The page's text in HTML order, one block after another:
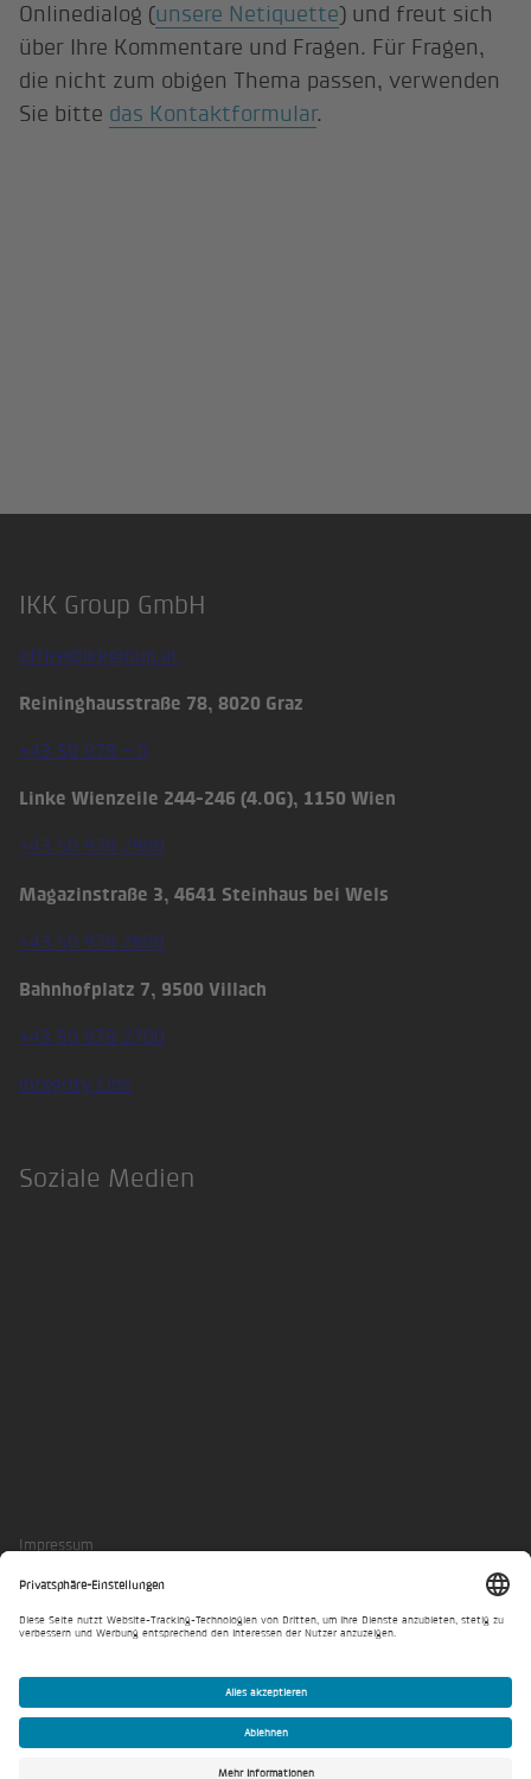
Onlinedialog (unsere Netiquette) und freut sich
über Ihre Kommentare und Fragen. Für Fragen,
die nicht zum obigen Thema passen, verwenden
Sie bitte das Kontaktformular.
Footer
IKK Group GmbH
office@ikkgroup.at
Reininghausstraße 78, 8020 Graz
+43 50 978 – 0
Linke Wienzeile 244-246 (4.OG), 1150 Wien
+43 50 978 2900
Magazinstraße 3, 4641 Steinhaus bei Wels
+43 50 978 2600
Bahnhofplatz 7, 9500 Villach
+43 50 978 2700
Integrity Line
Soziale Medien
Impressum
Datenschutzerklärung
Privatsphäre-Einstellungen
© IKK Group GmbH 2026